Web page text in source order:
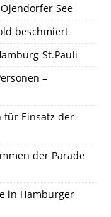
See
beschmiert
St.Pauli
–
für Einsatz der
der Parade
in Hamburger